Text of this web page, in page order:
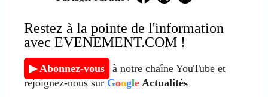
Restez à la pointe de l'information
avec EVENEMENT.COM !
▶ Abonnez-vous à notre chaîne YouTube et
rejoignez-nous surGoogle Actualités